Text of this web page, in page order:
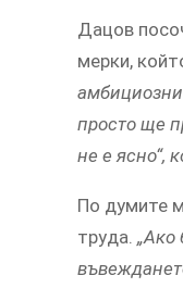
Дацов
мерки,
просто ще
не е ясно“,
По думите
труда. „Ако